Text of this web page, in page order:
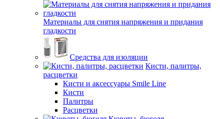
Материалы для снятия напряжения и придания
гладкости
Средства для изоляции
Кисти, палитры,
расцветки
Кисти и аксессуары Smile Line
Кисти
Палитры
Расцветки